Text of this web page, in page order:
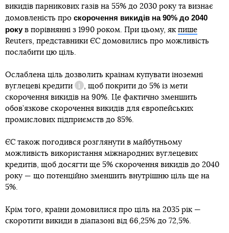
викидів парникових газів на 55% до 2030 року та визнає
домовленість про скорочення викидів на 90% до 2040
рокув порівнянні з 1990 роком. При цьому, як пише
Reuters, представники ЄС домовились про можливість
послабити цю ціль.
Ослаблена ціль дозволить країнам купувати іноземні
вуглецеві кредити
Довідка
, щоб покрити до 5% із мети
скорочення викидів на 90%. Це фактично зменшить
обов’язкове скорочення викидів для європейських
промислових підприємств до 85%.
ЄС також погодився розглянути в майбутньому
можливість використання міжнародних вуглецевих
кредитів, щоб досягти ще 5% скорочення викидів до 2040
року — що потенційно зменшить внутрішню ціль ще на
5%.
Крім того, країни домовилися про ціль на 2035 рік —
скоротити викиди в діапазоні від 66,25% до 72,5%.